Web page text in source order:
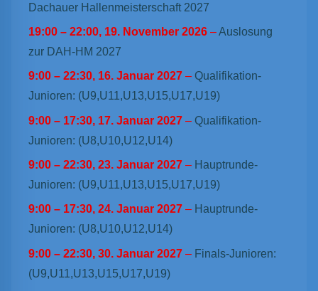
Dachauer Hallenmeisterschaft 2027
19:00 – 22:00, 19. November 2026 –Auslosung
zur DAH-HM 2027
9:00 – 22:30, 16. Januar 2027 – Qualifikation-
Junioren: (U9,U11,U13,U15,U17,U19)
9:00 – 17:30, 17. Januar 2027 – Qualifikation-
Junioren: (U8,U10,U12,U14)
9:00 – 22:30, 23. Januar 2027 – Hauptrunde-
Junioren: (U9,U11,U13,U15,U17,U19)
9:00 – 17:30, 24. Januar 2027 – Hauptrunde-
Junioren: (U8,U10,U12,U14)
9:00 – 22:30, 30. Januar 2027 – Finals-Junioren:
(U9,U11,U13,U15,U17,U19)